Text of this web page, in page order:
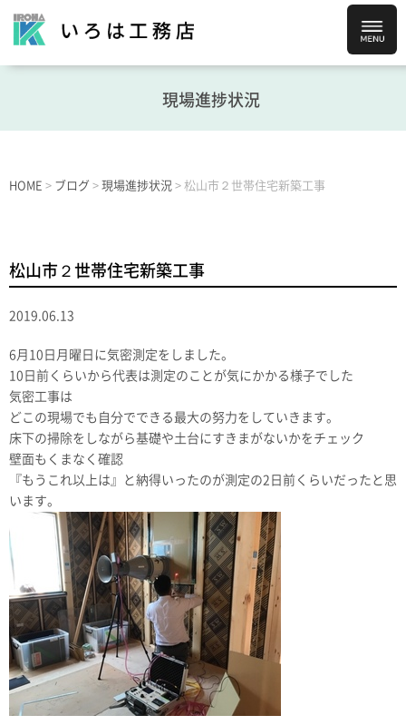
現場進捗状況
HOME > ブログ > 現場進捗状況 > 松山市２世帯住宅新築工事
松山市２世帯住宅新築工事
2019.06.13
6月10日月曜日に気密測定をしました。
10日前くらいから代表は測定のことが気にかかる様子でした
気密工事は
どこの現場でも自分でできる最大の努力をしていきます。
床下の掃除をしながら基礎や土台にすきまがないかをチェック
壁面もくまなく確認
『もうこれ以上は』と納得いったのが測定の2日前くらいだったと思
います。